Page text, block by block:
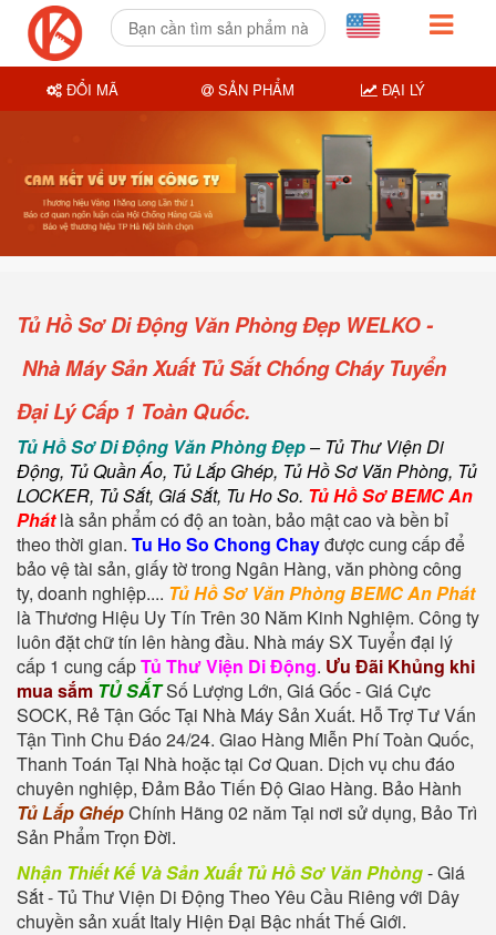
Tủ Hồ Sơ Di Động Văn Phòng Đẹp WELKO -
Nhà Máy Sản Xuất Tủ Sắt Chống Cháy Tuyển
Đại Lý Cấp 1 Toàn Quốc.
Tủ Hồ Sơ Di Động Văn Phòng Đẹp– Tủ Thư Viện Di
Động, Tủ Quần Áo, Tủ Lắp Ghép, Tủ Hồ Sơ Văn Phòng, Tủ
LOCKER, Tủ Sắt, Giá Sắt, Tu Ho So. Tủ Hồ Sơ BEMC An
Phátlà sản phẩm có độ an toàn, bảo mật cao và bền bỉ
theo thời gian. Tu Ho So Chong Chayđược cung cấp để
bảo vệ tài sản, giấy tờ trong Ngân Hàng, văn phòng công
ty, doanh nghiệp.... Tủ Hồ Sơ Văn Phòng BEMC An Phát
là Thương Hiệu Uy Tín Trên 30 Năm Kinh Nghiệm. Công ty
luôn đặt chữ tín lên hàng đầu. Nhà máy SX Tuyển đại lý
cấp 1 cung cấpTủ Thư Viện Di Động. Ưu Đãi Khủng khi
mua sắm TỦ SẮTSố Lượng Lớn, Giá Gốc - Giá Cực
SOCK, Rẻ Tận Gốc Tại Nhà Máy Sản Xuất. Hỗ Trợ Tư Vấn
Tận Tình Chu Đáo 24/24. Giao Hàng Miễn Phí Toàn Quốc,
Thanh Toán Tại Nhà hoặc tại Cơ Quan. Dịch vụ chu đáo
chuyên nghiệp, Đảm Bảo Tiến Độ Giao Hàng. Bảo Hành
Tủ Lắp GhépChính Hãng 02 năm Tại nơi sử dụng, Bảo Trì
Sản Phẩm Trọn Đời.
Nhận Thiết Kế Và Sản Xuất Tủ Hồ Sơ Văn Phòng- Giá
Sắt - Tủ Thư Viện Di Động Theo Yêu Cầu Riêng với Dây
chuyền sản xuất Italy Hiện Đại Bậc nhất Thế Giới.
ĐỔI MÃ SẢN PHẨM ĐẠI LÝ